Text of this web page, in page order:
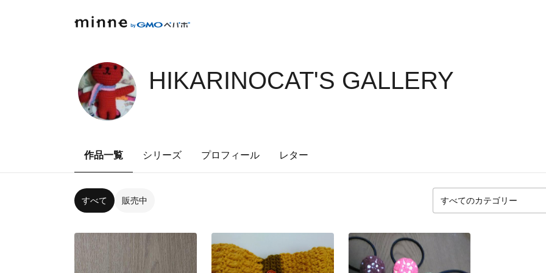
HIKARINOCAT'S GALLERY
作品一覧 シリーズ プロフィール レター
すべて 販売中